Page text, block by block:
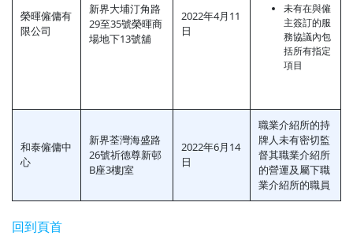
榮暉僱傭有
限公司
新界大埔汀角路
29至35號榮暉商
場地下13號舖
2022年4月11
日
未有在與僱
主簽訂的服
務協議內包
括所有指定
項目
和泰僱傭中
心
新界荃灣海盛路
26號祈德尊新邨
B座3樓J室
2022年6月14
日
職業介紹所的持
牌人未有密切監
督其職業介紹所
的營運及屬下職
業介紹所的職員
回到頁首